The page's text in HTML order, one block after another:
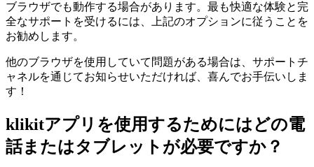
ブラウザでも動作する場合があります。最も快適な体験と完
全なサポートを受けるには、上記のオプションに従うことを
お勧めします。
他のブラウザを使用していて問題がある場合は、サポートチ
ャネルを通じてお知らせいただければ、喜んでお手伝いしま
す！
klikitアプリを使用するためにはどの電
話またはタブレットが必要ですか？